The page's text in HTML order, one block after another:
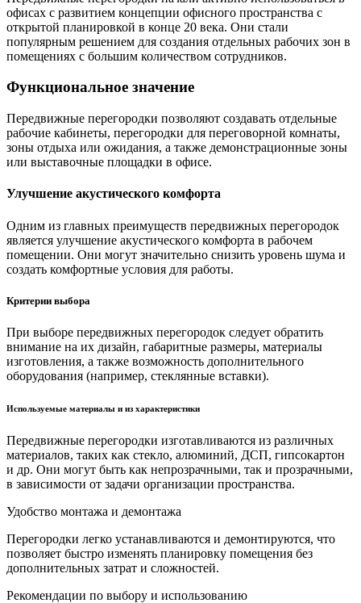
офисах с развитием концепции офисного пространства с
открытой планировкой в конце 20 века. Они стали
популярным решением для создания отдельных рабочих зон в
помещениях с большим количеством сотрудников.
Функциональное значение
Передвижные перегородки позволяют создавать отдельные
рабочие кабинеты, перегородки для переговорной комнаты,
зоны отдыха или ожидания, а также демонстрационные зоны
или выставочные площадки в офисе.
Улучшение акустического комфорта
Одним из главных преимуществ передвижных перегородок
является улучшение акустического комфорта в рабочем
помещении. Они могут значительно снизить уровень шума и
создать комфортные условия для работы.
Критерии выбора
При выборе передвижных перегородок следует обратить
внимание на их дизайн, габаритные размеры, материалы
изготовления, а также возможность дополнительного
оборудования (например, стеклянные вставки).
Используемые материалы и из характеристики
Передвижные перегородки изготавливаются из различных
материалов, таких как стекло, алюминий, ДСП, гипсокартон
и др. Они могут быть как непрозрачными, так и прозрачными,
в зависимости от задачи организации пространства.
Удобство монтажа и демонтажа
Перегородки легко устанавливаются и демонтируются, что
позволяет быстро изменять планировку помещения без
дополнительных затрат и сложностей.
Рекомендации по выбору и использованию